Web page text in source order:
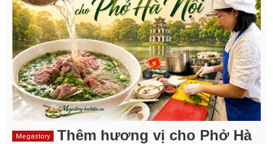
Megastory
Thêm hương vị cho Phở Hà